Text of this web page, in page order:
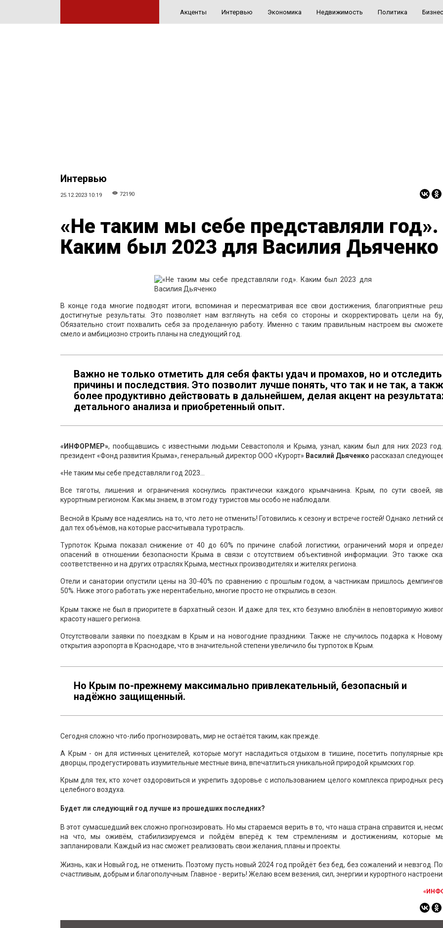
Акценты Интервью Экономика Недвижимость Политика Бизнес
Интервью
25.12.2023 10:19 72190
«Не таким мы себе представляли год».
Каким был 2023 для Василия Дьяченко
В конце года многие подводят итоги, вспоминая и пересматривая все свои достижения, благоприятные
достигнутые результаты. Это позволяет нам взглянуть на себя со стороны и скорректировать цели на
Обязательно стоит похвалить себя за проделанную работу. Именно с таким правильным настроем вы
смело и амбициозно строить планы на следующий год.
Важно не только отметить для себя факты удач и промахов, но и отследить
причины и последствия. Это позволит лучше понять, что так и не так, а
более продуктивно действовать в дальнейшем, делая акцент на
детального анализа и приобретенный опыт.
«ИНФОРМЕР», пообщавшись с известными людьми Севастополя и Крыма, узнал, каким был для них 2023
президент «Фонд развития Крыма», генеральный директор ООО «Курорт» Василий Дьяченко рассказал
«Не таким мы себе представляли год 2023…
Все тяготы, лишения и ограничения коснулись практически каждого крымчанина. Крым, по сути своей,
курортным регионом. Как мы знаем, в этом году туристов мы особо не наблюдали.
Весной в Крыму все надеялись на то, что лето не отменить! Готовились к сезону и встрече гостей! Однако летний
дал тех объёмов, на которые рассчитывала туротрасль.
Турпоток Крыма показал снижение от 40 до 60% по причине слабой логистики, ограничений моря и
опасений в отношении безопасности Крыма в связи с отсутствием объективной информации. Это также
соответственно и на других отраслях Крыма, местных производителях и жителях региона.
Отели и санатории опустили цены на 30-40% по сравнению с прошлым годом, а частникам пришлось
50%. Ниже этого работать уже нерентабельно, многие просто не открылись в сезон.
Крым также не был в приоритете в бархатный сезон. И даже для тех, кто безумно влюблён в неповторимую
красоту нашего региона.
Отсутствовали заявки по поездкам в Крым и на новогодние праздники. Также не случилось подарка к
открытия аэропорта в Краснодаре, что в значительной степени увеличило бы турпоток в Крым.
Но Крым по-прежнему максимально привлекательный, безопасный и
надёжно защищенный.
Сегодня сложно что-либо прогнозировать, мир не остаётся таким, как прежде.
А Крым - он для истинных ценителей, которые могут насладиться отдыхом в тишине, посетить популярные
дворцы, продегустировать изумительные местные вина, впечатлиться уникальной природой крымских гор.
Крым для тех, кто хочет оздоровиться и укрепить здоровье с использованием целого комплекса природных
целебного воздуха.
Будет ли следующий год лучше из прошедших последних?
В этот сумасшедший век сложно прогнозировать. Но мы стараемся верить в то, что наша страна справится и,
на что, мы оживём, стабилизируемся и пойдём вперёд к тем стремлениям и достижениям, которые
запланировали. Каждый из нас сможет реализовать свои желания, планы и проекты.
Жизнь, как и Новый год, не отменить. Поэтому пусть новый 2024 год пройдёт без бед, без сожалений и невзгод.
счастливым, добрым и благополучным. Главное - верить! Желаю всем везения, сил, энергии и курортного